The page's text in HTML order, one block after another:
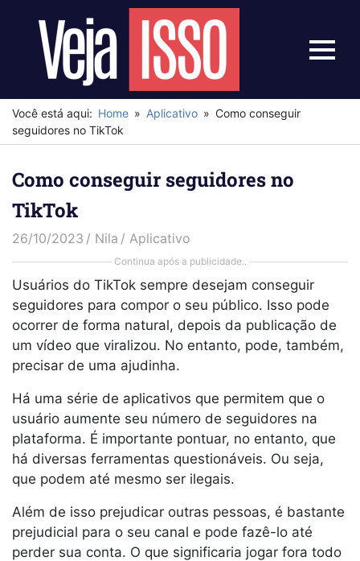
content
Veja
Isso
Menu
Você está aqui: Home Aplicativo
Como conseguir
seguidores no TikTok
Como conseguir seguidores no
TikTok
26/10/2023 Nila Aplicativo
Continua após a publicidade..
Usuários do TikTok sempre desejam conseguir
seguidores para compor o seu público. Isso pode
ocorrer de forma natural, depois da publicação de
um vídeo que viralizou. No entanto, pode, também,
precisar de uma ajudinha.
Há uma série de aplicativos que permitem que o
usuário aumente seu número de seguidores na
plataforma. É importante pontuar, no entanto, que
há diversas ferramentas questionáveis. Ou seja,
que podem até mesmo ser ilegais.
Além de isso prejudicar outras pessoas, é bastante
prejudicial para o seu canal e pode fazê-lo até
perder sua conta. O que significaria jogar fora todo